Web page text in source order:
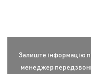
Залиште інформацію
менеджер